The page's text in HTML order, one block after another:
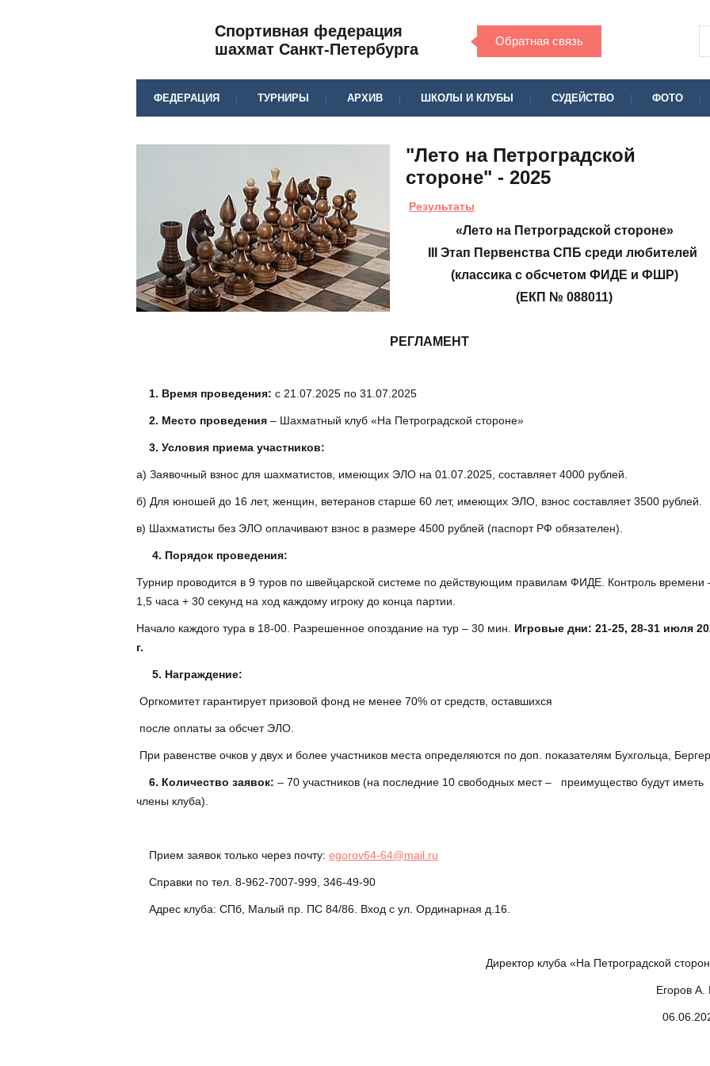
Спортивная федерация
шахмат Санкт-Петербурга
Обратная связь
ФЕДЕРАЦИЯ ТУРНИРЫ АРХИВ ШКОЛЫ И КЛУБЫ СУДЕЙСТВО ФОТО
"Лето на Петроградской
стороне" - 2025
Результаты
«Лето на Петроградской стороне»
Этап Первенства СПБ среди любителей
(классика с обсчетом ФИДЕ и ФШР)
(ЕКП № 088011)
РЕГЛАМЕНТ
1. Время проведения: с 21.07.2025 по 31.07.2025
2. Место проведения – Шахматный клуб «На Петроградской стороне»
3. Условия приема участников:
а) Заявочный взнос для шахматистов, имеющих ЭЛО на 01.07.2025, составляет 4000 рублей.
б) Для юношей до 16 лет, женщин, ветеранов старше 60 лет, имеющих ЭЛО, взнос составляет 3500 рублей.
в) Шахматисты без ЭЛО оплачивают взнос в размере 4500 рублей (паспорт РФ обязателен).
4. Порядок проведения:
Турнир проводится в 9 туров по швейцарской системе по действующим правилам ФИДЕ. Контроль времени
1,5 часа + 30 секунд на ход каждому игроку до конца партии.
Начало каждого тура в 18-00. Разрешенное опоздание на тур – 30 мин. Игровые дни: 21-25, 28-31 июля
г.
5. Награждение:
Оргкомитет гарантирует призовой фонд не менее 70% от средств, оставшихся
после оплаты за обсчет ЭЛО.
При равенстве очков у двух и более участников места определяются по доп. показателям Бухгольца,
6. Количество заявок: – 70 участников (на последние 10 свободных мест – преимущество будут иметь
члены клуба).
Прием заявок только через почту: egorov64-64@mail.ru
Справки по тел. 8-962-7007-999, 346-49-90
Адрес клуба: СПб, Малый пр. ПС 84/86. Вход с ул. Ординарная д.16.
Директор клуба «На Петроградской
Егоров А.